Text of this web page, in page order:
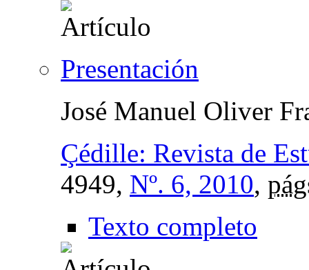
Presentación
José Manuel Oliver
Çédille: Revista de
4949, Nº. 6, 2010,
Texto completo